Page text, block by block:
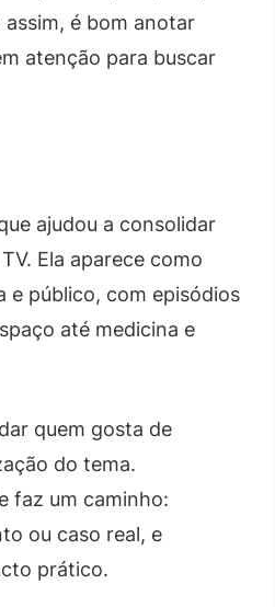
assim, é bom anotar
atenção para buscar
ajudou a consolidar
Ela aparece como
e público, com episódios
até medicina e
quem gosta de
do tema.
faz um caminho:
ou caso real, e
prático.